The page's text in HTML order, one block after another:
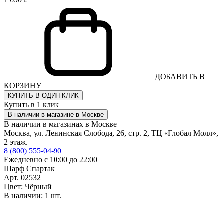
ДОБАВИТЬ В
КОРЗИНУ
КУПИТЬ В ОДИН КЛИК
Купить в 1 клик
В наличии в магазине в Москве
В наличии в магазинах в Москве
Москва, ул. Ленинская Слобода, 26, стр. 2, ТЦ «Глобал Молл»,
2 этаж.
8 (800) 555-04-90
Ежедневно с 10:00 до 22:00
Шарф Спартак
Арт. 02532
Цвет: Чёрный
В наличии: 1 шт.